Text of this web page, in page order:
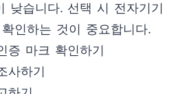
낮습니다. 선택 시 전자기기
인하는 것이 중요합니다.
증 마크 확인하기
사하기